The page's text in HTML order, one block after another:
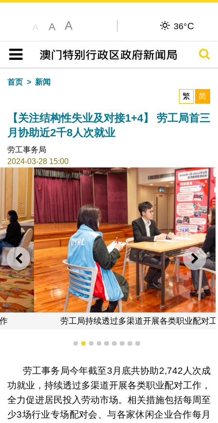
A A A 36°C
目录
搜寻
首页
新闻
繁
简
【关注结构性失业及对接1+4】 劳工局首三
月协助近2千8人次就业
劳工事务局
2024-03-28 15:00
上一则 下一
劳工局持续透过多渠道开展各类职业配对工作
1 2 3 4 5 6 7 8 9
劳工事务局今年截至3月底共协助2,742人次成
功就业，持续透过多渠道开展各类职业配对工作，
全力促进居民投入劳动市场。相关措施包括每周至
少3场行业专场配对会、与各家休闲企业合作每月